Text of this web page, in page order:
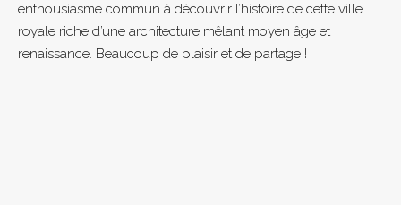
enthousiasme commun à découvrir l’histoire de cette ville
royale riche d’une architecture mêlant moyen âge et
renaissance. Beaucoup de plaisir et de partage !